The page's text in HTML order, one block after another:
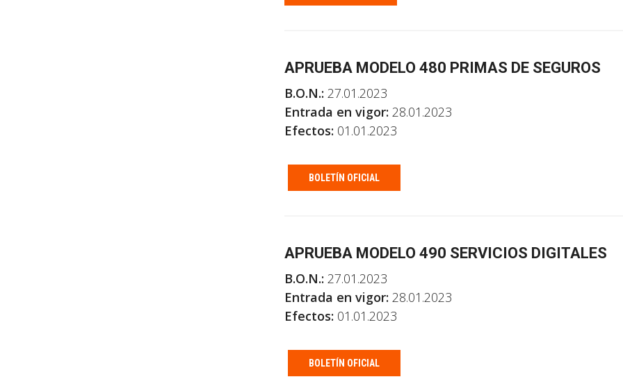
APRUEBA MODELO 480 PRIMAS DE SEGUROS
B.O.N.: 27.01.2023
Entrada en vigor: 28.01.2023
Efectos: 01.01.2023
BOLETÍN OFICIAL
APRUEBA MODELO 490 SERVICIOS DIGITALES
B.O.N.: 27.01.2023
Entrada en vigor: 28.01.2023
Efectos: 01.01.2023
BOLETÍN OFICIAL